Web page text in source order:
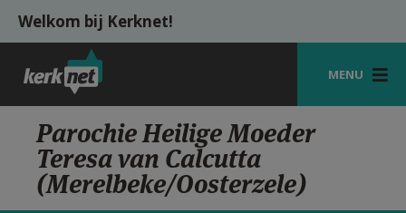
Overslaan en naar de inhoud gaan
Welkom bij Kerknet!
MENU
STARTPAGINA
KERK
VIERINGEN
Parochie Heilige Moeder
Teresa van Calcutta
(Merelbeke/Oosterzele)